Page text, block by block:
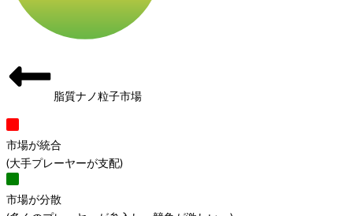
脂質ナノ粒子市場
市場が統合
(大手プレーヤーが支配)
市場が分散